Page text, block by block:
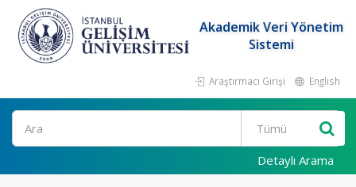
Akademik Veri Yönetim
Sistemi
Araştırmacı Girişi English
Ara
Detaylı Arama